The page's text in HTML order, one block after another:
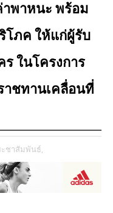
พาหนะ พร้อม
โภค ให้แก่ผู้รับ
ในโครงการ
าชทานเคลื่อนที่
ะชาสัมพันธ์,